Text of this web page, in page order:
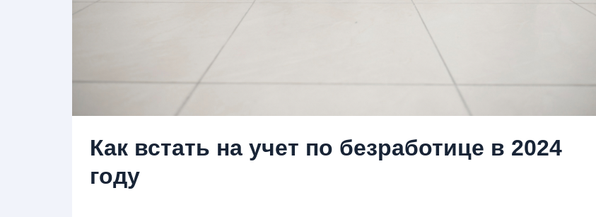
Как встать на учет по безработице в 2024
году